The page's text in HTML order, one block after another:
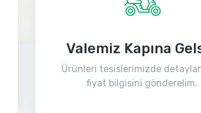
Valemiz Kapına
Ürünleri tesislerimizde
fiyat bilgisini gönderelim.